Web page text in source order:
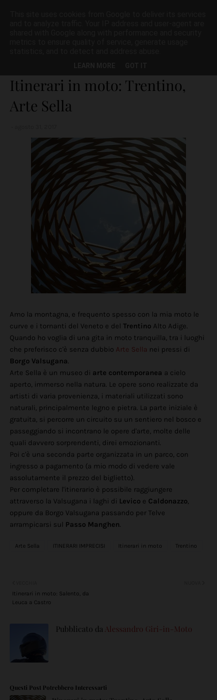
Itinerari in moto: Trentino,
Arte Sella
Amo la montagna, e frequento spesso con la mia moto le
curve e i tornanti del Veneto e del Trentino Alto Adige.
Quando ho voglia di una gita in moto tranquilla, tra i luoghi
che preferisco c'è senza dubbio Arte Sella nei pressi di
Borgo Valsugana.
Arte Sella è un museo di arte contemporanea a cielo
aperto, immerso nella natura. Le opere sono realizzate da
artisti di varia provenienza, i materiali utilizzati sono
naturali, principalmente legno e pietra. La parte iniziale è
gratuita, si percorre un circuito su un sentiero nel bosco e
passeggiando si incontrano le opere d'arte, molte delle
quali davvero sorprendenti, direi emozionanti.
Poi c'è una seconda parte organizzata in un parco, con
ingresso a pagamento (a mio modo di vedere vale
assolutamente il prezzo del biglietto).
Per completare l'itinerario è possibile raggiungere
attraverso la Valsugana i laghi di Levico e Caldonazzo,
oppure da Borgo Valsugana passando per Telve
arrampicarsi sul Passo Manghen.
Arte Sella ITINERARI IMPRECISI Itinerari in moto Trentino
Itinerari in moto: Salento, da
Leuca a Castro
Pubblicato da Alessandro Giri-in-Moto
Questi Post Potrebbero Interessarti